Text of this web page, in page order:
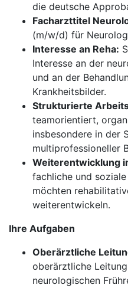
die deutsche
Facharzttitel
(m/w/d) für
Interesse an Reha:
Interesse an der
und an der
Krankheitsbilder.
Strukturierte
teamorientiert,
insbesondere in der
multiprofessioneller
Weiterentwicklung
fachliche und
möchten
weiterentwickeln.
Ihre Aufgaben
Oberärztliche
oberärztliche
neurologischen